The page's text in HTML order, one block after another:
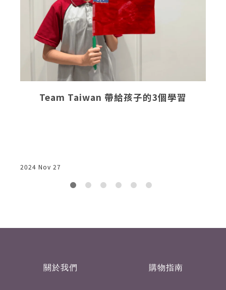
Team Taiwan 帶給孩子的3個學習
2024 Nov 27
關於我們 購物指南